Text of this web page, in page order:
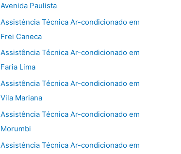
Avenida Paulista
Assistência Técnica Ar-condicionado em
Frei Caneca
Assistência Técnica Ar-condicionado em
Faria Lima
Assistência Técnica Ar-condicionado em
Vila Mariana
Assistência Técnica Ar-condicionado em
Morumbi
Assistência Técnica Ar-condicionado em